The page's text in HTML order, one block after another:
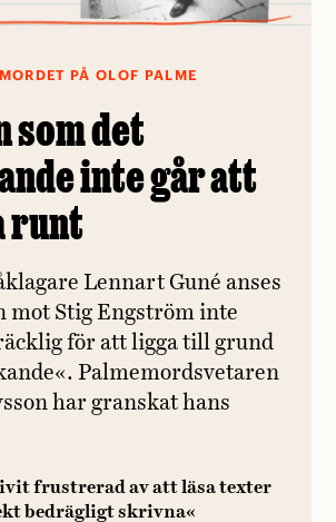
PÅ OLOF PALME
som det
inte går att
runt
Lennart Guné anses
mot Stig Engström inte
för att ligga till grund
Palmemordsvetaren
har granskat hans
frustrerad av att läsa texter
bedrägligt skrivna«